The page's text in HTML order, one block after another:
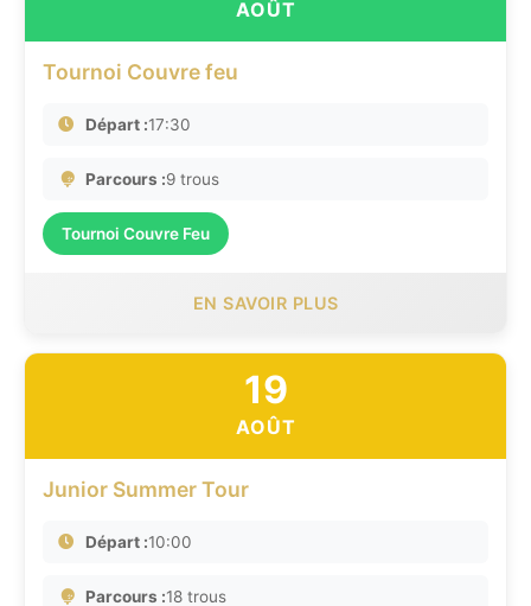
AOÛT
Tournoi Couvre feu
Départ :17:30
Parcours :9 trous
Tournoi Couvre Feu
EN SAVOIR PLUS
19
AOÛT
Junior Summer Tour
Départ :10:00
Parcours :18 trous